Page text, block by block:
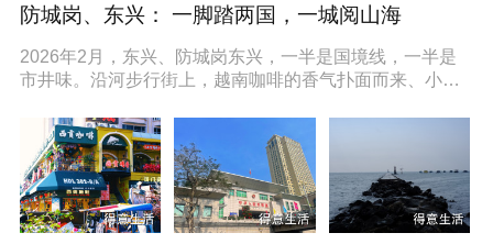
防城岗、东兴： 一脚踏两国，一城阅山海
2026年2月，东兴、防城岗东兴，一半是国境线，一半是
市井味。沿河步行街上，越南咖啡的香气扑面而来、小摊